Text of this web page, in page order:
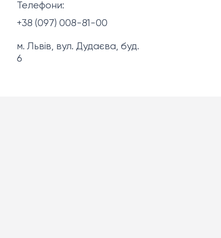
Про нас
Телефони:
+38 (097) 008-81-00
м. Львів, вул. Дудаєва, буд.
6